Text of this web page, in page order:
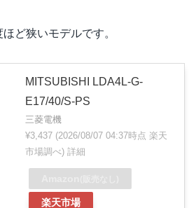
ど狭いモデルです。
MITSUBISHI LDA4L-G-
E17/40/S-PS
三菱電機
¥3,437 (2026/08/07 04:37時点 楽天
市場調べ) 詳細
楽天市場